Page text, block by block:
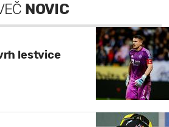
NOVIC
lestvice